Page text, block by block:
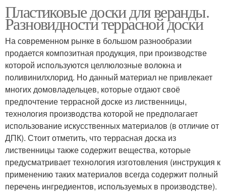
Пластиковые доски для веранды.
Разновидности террасной доски
На современном рынке в большом разнообразии
продается композитная продукция, при производстве
которой используются целлюлозные волокна и
поливинилхлорид. Но данный материал не привлекает
многих домовладельцев, которые отдают своё
предпочтение террасной доске из лиственницы,
технология производства которой не предполагает
использование искусственных материалов (в отличие от
ДПК). Стоит отметить, что террасная доска из
лиственницы также содержит вещества, которые
предусматривает технология изготовления (инструкция к
применению таких материалов всегда содержит полный
перечень ингредиентов, используемых в производстве).